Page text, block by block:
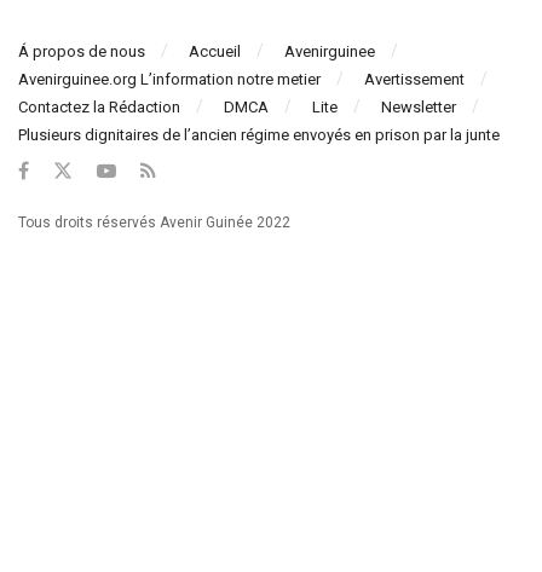
Á propos de nous Accueil
Avenirguinee
Avenirguinee.org L’information notre metier
Avertissement
Contactez la Rédaction
DMCA Lite
Newsletter
Plusieurs dignitaires de l’ancien régime envoyés en prison par la junte
Tous droits réservés Avenir Guinée 2022